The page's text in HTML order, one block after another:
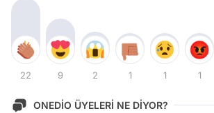
22 9 2 1 1 1
ONEDİO ÜYELERİ NE DİYOR?